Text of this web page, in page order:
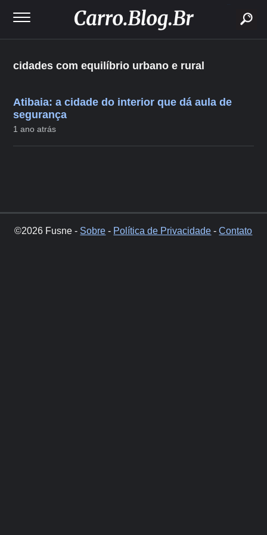
cidades com equilíbrio urbano e rural
Atibaia: a cidade do interior que dá aula de
segurança
1 ano atrás
©2026 Fusne - Sobre - Política de Privacidade -Contato